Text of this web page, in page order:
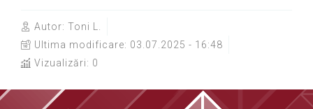
Autor: Toni L.
Ultima modificare: 03.07.2025 - 16:48
Vizualizări: 0